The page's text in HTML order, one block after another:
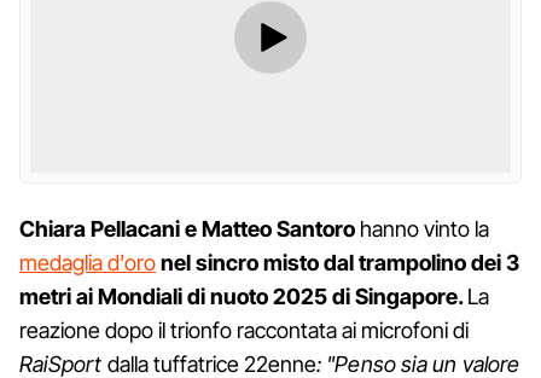
Chiara Pellacani e Matteo Santoro hanno vinto la
medaglia d'oronel sincro misto dal trampolino dei 3
metri ai Mondiali di nuoto 2025 di Singapore.La
reazione dopo il trionfo raccontata ai microfoni di
RaiSport dalla tuffatrice 22enne: "Penso sia un valore